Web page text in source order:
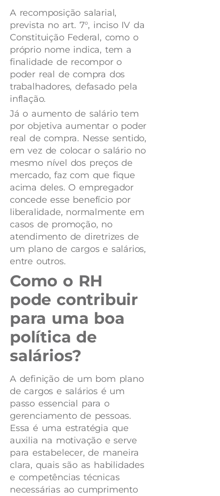
A recomposição salarial,
prevista no art. 7°, inciso IV da
Constituição Federal, como o
próprio nome indica, tem a
finalidade de recompor o
poder real de compra dos
trabalhadores, defasado pela
inflação.
Já o aumento de salário tem
por objetiva aumentar o poder
real de compra. Nesse sentido,
em vez de colocar o salário no
mesmo nível dos preços de
mercado, faz com que fique
acima deles. O empregador
concede esse benefício por
liberalidade, normalmente em
casos de promoção, no
atendimento de diretrizes de
um plano de cargos e salários,
entre outros.
Como o RH
pode contribuir
para uma boa
política de
salários?
A definição de um bom plano
de cargos e salários é um
passo essencial para o
gerenciamento de pessoas.
Essa é uma estratégia que
auxilia na motivação e serve
para estabelecer, de maneira
clara, quais são as habilidades
e competências técnicas
necessárias ao cumprimento